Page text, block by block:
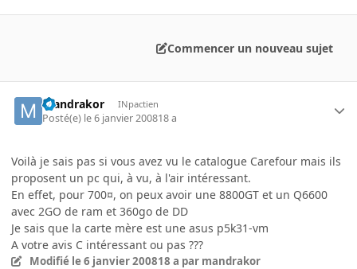
Commencer un nouveau sujet
mandrakor INpactien
Posté(e) le 6 janvier 200818 a
Voilà je sais pas si vous avez vu le catalogue Carefour mais ils
proposent un pc qui, à vu, à l'air intéressant.
En effet, pour 700¤, on peux avoir une 8800GT et un Q6600
avec 2GO de ram et 360go de DD
Je sais que la carte mère est une asus p5k31-vm
A votre avis C intéressant ou pas ???
Modifié le 6 janvier 200818 a par mandrakor